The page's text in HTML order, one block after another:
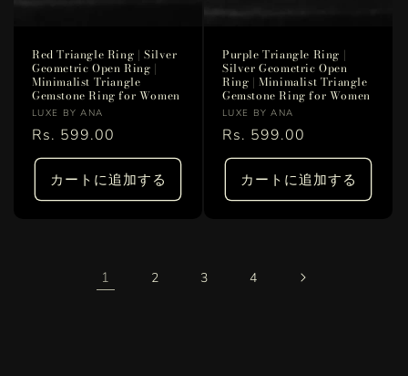
Red Triangle Ring | Silver
Geometric Open Ring |
Minimalist Triangle
Gemstone Ring for Women
販
売
元:
LUXE BY ANA
通
常
格
Rs. 599.00
カートに追加する
Purple Triangle Ring |
Silver Geometric Open
Ring | Minimalist Triangle
Gemstone Ring for Women
販
売
元:
LUXE BY ANA
通
常
格
Rs. 599.00
カートに追加する
1 2 3 4